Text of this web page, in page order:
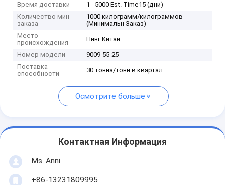
Время доставки
1 - 5000 Est. Time15 (дни)
Количество мин
заказа
1000 килограмм/килограммов
(Минимальн Заказ)
Место
происхождения
Пинг Китай
Номер модели
9009-55-25
Поставка
способности
30 тонна/тонн в квартал
Осмотрите больше
Контактная Информация
Ms. Anni
+86-13231809995